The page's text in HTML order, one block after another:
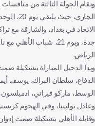
الجاري،
الاتحاد في بغداد، والشارقة مع
جدة، ويوم 21، شباب
الرياض.
وبدأ الدحيل المباراة
الدفاع، سلطان البراك، يوسف
الوسط، ماركو فيراتي، ادميلسون
وعادل بولبينا، وفي الهجوم
وقابله الأهلي بتشكيلة ضمت